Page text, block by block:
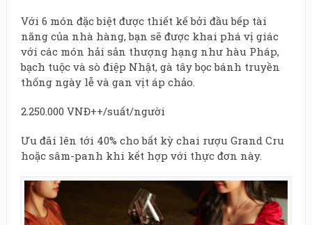
Với 6 món đặc biệt được thiết kế bởi đầu bếp tài
năng của nhà hàng, bạn sẽ được khai phá vị giác
với các món hải sản thượng hạng như hàu Pháp,
bạch tuộc và sò điệp Nhật, gà tây bọc bánh truyền
thống ngày lễ và gan vịt áp chảo.
2.250.000 VNĐ++/suất/người
Ưu đãi lên tới 40% cho bất kỳ chai rượu Grand Cru
hoặc sâm-panh khi kết hợp với thực đơn này.